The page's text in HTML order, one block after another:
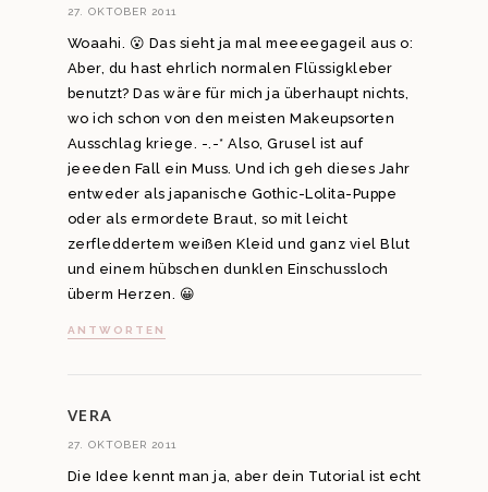
27. OKTOBER 2011
Woaahi. 😮 Das sieht ja mal meeeegageil aus o:
Aber, du hast ehrlich normalen Flüssigkleber
benutzt? Das wäre für mich ja überhaupt nichts,
wo ich schon von den meisten Makeupsorten
Ausschlag kriege. -.-* Also, Grusel ist auf
jeeeden Fall ein Muss. Und ich geh dieses Jahr
entweder als japanische Gothic-Lolita-Puppe
oder als ermordete Braut, so mit leicht
zerfleddertem weißen Kleid und ganz viel Blut
und einem hübschen dunklen Einschussloch
überm Herzen. 😀
ANTWORTEN
VERA
27. OKTOBER 2011
Die Idee kennt man ja, aber dein Tutorial ist echt